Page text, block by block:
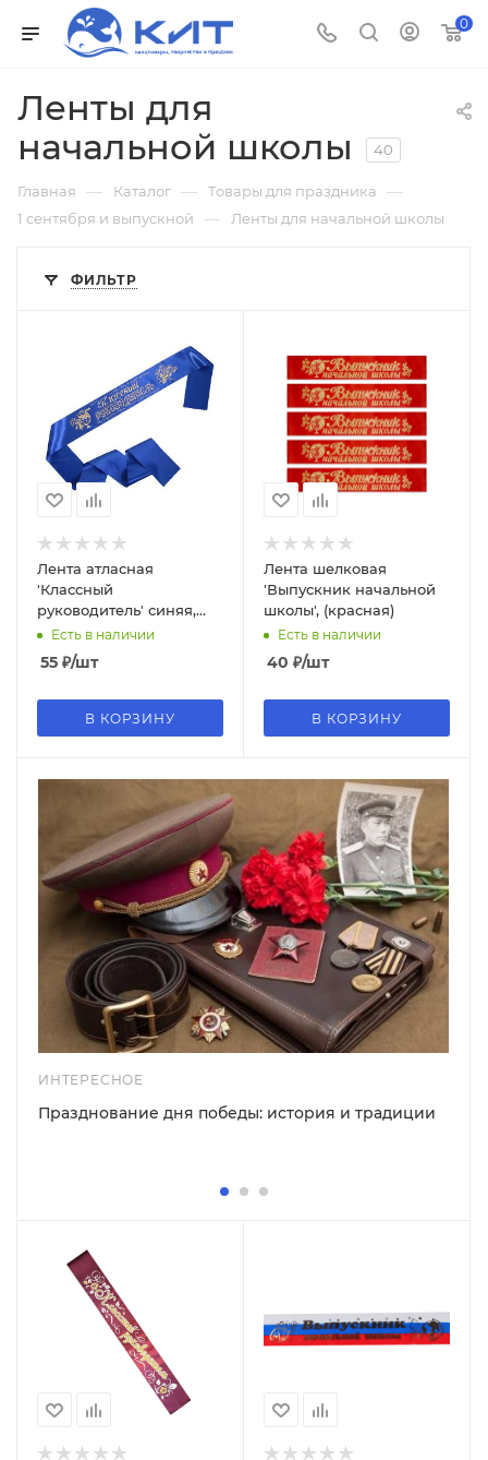
0
Ленты для
начальной школы
40
Главная — Каталог — Товары для праздника —
1 сентября и выпускной — Ленты для начальной школы
ФИЛЬТР
Лента атласная
'Классный
руководитель' синяя,
69468
Есть в наличии
55 ₽/шт
В КОРЗИНУ
Лента шелковая
'Выпускник начальной
школы', (красная)
Есть в наличии
40 ₽/шт
В КОРЗИНУ
ИНТЕРЕСНОЕ
Празднование дня победы: история и традиции